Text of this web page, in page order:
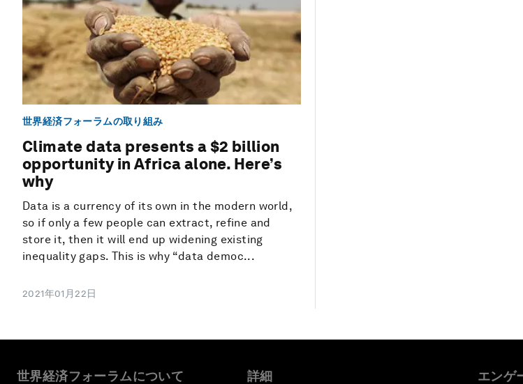
世界経済フォーラムの取り組み
Climate data presents a $2 billion
opportunity in Africa alone. Here’s
why
Data is a currency of its own in the modern world,
so if only a few people can extract, refine and
store it, then it will end up widening existing
inequality gaps. This is why “data democ...
2021年01月22日
世界経済フォーラムについて 詳細 エンゲ